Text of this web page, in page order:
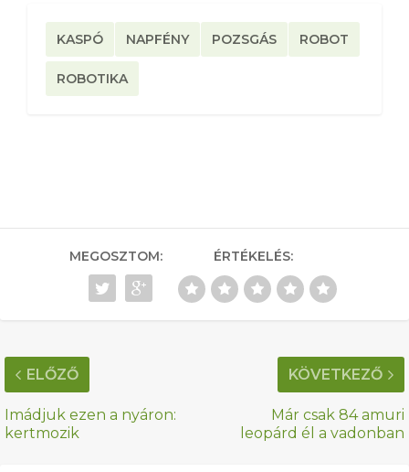
KASPÓ NAPFÉNY POZSGÁS ROBOT
ROBOTIKA
MEGOSZTOM: ÉRTÉKELÉS:
ELŐZŐ
Imádjuk ezen a nyáron:
kertmozik
KÖVETKEZŐ
Már csak 84 amuri
leopárd él a vadonban